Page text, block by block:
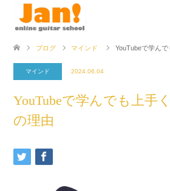
ブログ マインド YouTubeで学ん
マインド 2024.06.04
YouTubeで学んでも上手
の理由